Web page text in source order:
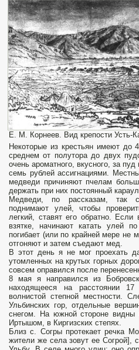
Е. М. Корнеев. Вид крепости Усть-
Некоторые из крестьян имеют
среднем от полутора до двух
очень ароматного, вкусного, за пуд
семь рублей ассигнациями.
медведи причиняют пчелам
держать при них постоянный
Медведи, по рассказам, так
поднимают улей, чтобы
легкий, ставят его обратно. Если
взятке, начинают катать улей
погибает (или по крайней мере не
отгоняют и затем съедают мед.
В этот день я не мог проехать
утомленных на крутых горных
совсем оправился после
8 мая я направился из
находящееся на расстоянии
волнистой степной местности.
Ульбинских гор, отдельные
снегом. На южной стороне
Иртышом, в Киргизских степях.
Близ с. Согры протекает речка
жители же села зовут ее Согрой],